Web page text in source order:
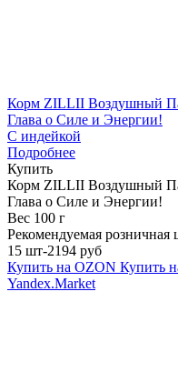
Корм ZILLII Воздушный
Глава о Силе и Энергии!
С индейкой
Подробнее
Купить
Корм ZILLII Воздушный
Глава о Силе и Энергии!
Вес 100 г
Рекомендуемая розничная
15 шт-2194 руб
Купить на OZON Купить
Yandex.Market